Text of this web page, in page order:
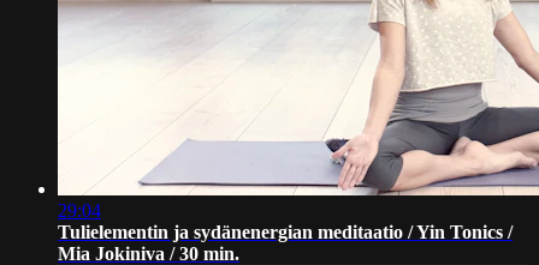
29:04
Tulielementin ja sydänenergian meditaatio / Yin Tonics /
Mia Jokiniva / 30 min.